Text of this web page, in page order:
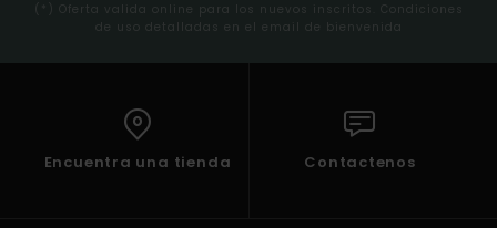
(*) Oferta valida online para los nuevos inscritos. Condiciones
de uso detalladas en el email de bienvenida
Encuentra una tienda Contactenos